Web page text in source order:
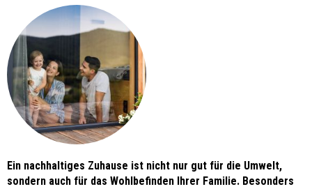
Ein nachhaltiges Zuhause ist nicht nur gut für die Umwelt,
sondern auch für das Wohlbefinden Ihrer Familie. Besonders